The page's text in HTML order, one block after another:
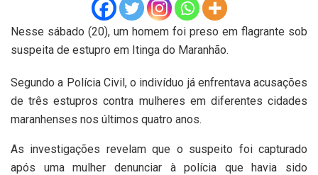
Nesse sábado (20), um homem foi preso em flagrante sob
suspeita de estupro em Itinga do Maranhão.
Segundo a Polícia Civil, o indivíduo já enfrentava acusações
de três estupros contra mulheres em diferentes cidades
maranhenses nos últimos quatro anos.
As investigações revelam que o suspeito foi capturado
após uma mulher denunciar à polícia que havia sido